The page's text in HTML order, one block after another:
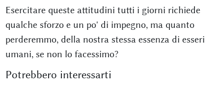
Esercitare queste attitudini tutti i giorni richiede
qualche sforzo e un po' di impegno, ma quanto
perderemmo, della nostra stessa essenza di esseri
umani, se non lo facessimo?
Potrebbero interessarti